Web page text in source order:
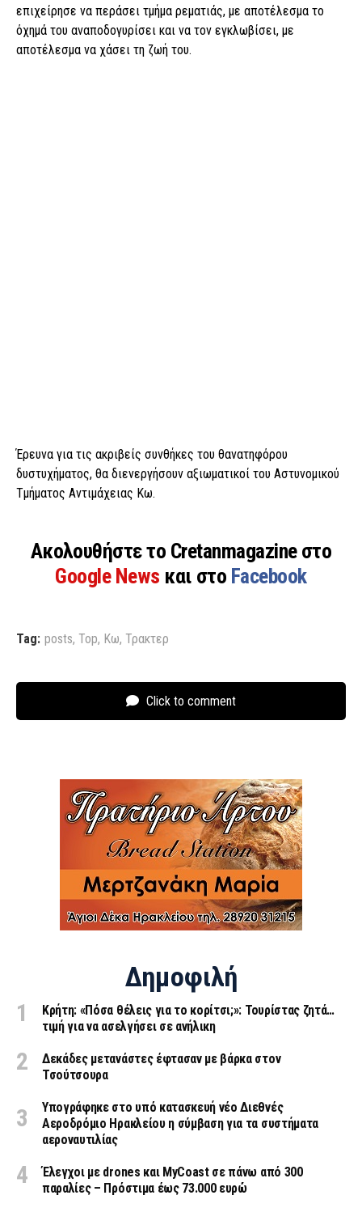
επιχείρησε να περάσει τμήμα ρεματιάς, με αποτέλεσμα το
όχημά του αναποδογυρίσει και να τον εγκλωβίσει, με
αποτέλεσμα να χάσει τη ζωή του.
Έρευνα για τις ακριβείς συνθήκες του θανατηφόρου
δυστυχήματος, θα διενεργήσουν αξιωματικοί του Αστυνομικού
Τμήματος Αντιμάχειας Κω.
Ακολουθήστε το Cretanmagazine στο
Google News και στο Facebook
Tag: posts, Top, Κω, Τρακτερ
Click to comment
Δημοφιλή
Κρήτη: «Πόσα θέλεις για το κορίτσι;»: Τουρίστας ζητά…
τιμή για να ασελγήσει σε ανήλικη
Δεκάδες μετανάστες έφτασαν με βάρκα στον
Τσούτσουρα
Υπογράφηκε στο υπό κατασκευή νέο Διεθνές
Αεροδρόμιο Ηρακλείου η σύμβαση για τα συστήματα
αεροναυτιλίας
Έλεγχοι με drones και MyCoast σε πάνω από 300
παραλίες – Πρόστιμα έως 73.000 ευρώ